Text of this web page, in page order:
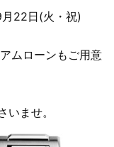
日(火・祝)
ムローンもご用意
ませ。